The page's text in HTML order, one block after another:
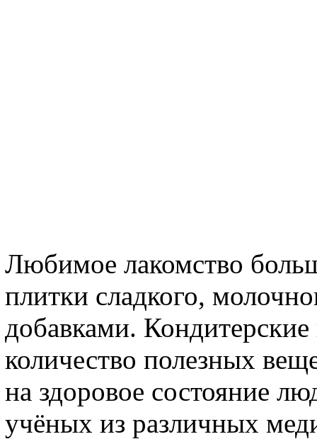
Любимое лакомство
плитки сладкого,
добавками.
количество полезных
на здоровое состояние
учёных из различных